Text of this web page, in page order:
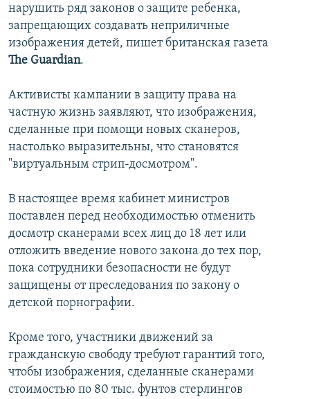
İNFOQRAFIKA
KARIKATURA
AZƏRBAYCAN ƏDƏBIYYATI KITABXANASI
İSLAM VƏ DEMOKRATIYA
İZ - MƏDƏNIYYƏT PROQRAMI
MISSIYAMIZ
PEŞƏ ETIKASI VƏ JURNALISTIKA STANDARTLARIMIZ
MATERIALLARIMIZDAN ISTIFADƏ
XƏBƏR BÜLLETENLƏRIMIZ
BIZI IZLƏ
нарушить ряд законов о защите ребенка,
запрещающих создавать неприличные
изображения детей, пишет британская газета
The Guardian.
Активисты кампании в защиту права на
частную жизнь заявляют, что изображения,
сделанные при помощи новых сканеров,
настолько выразительны, что становятся
"виртуальным стрип-досмотром".
В настоящее время кабинет министров
поставлен перед необходимостью отменить
досмотр сканерами всех лиц до 18 лет или
отложить введение нового закона до тех пор,
пока сотрудники безопасности не будут
защищены от преследования по закону о
детской порнографии.
Кроме того, участники движений за
гражданскую свободу требуют гарантий того,
чтобы изображения, сделанные сканерами
стоимостью по 80 тыс. фунтов стерлингов